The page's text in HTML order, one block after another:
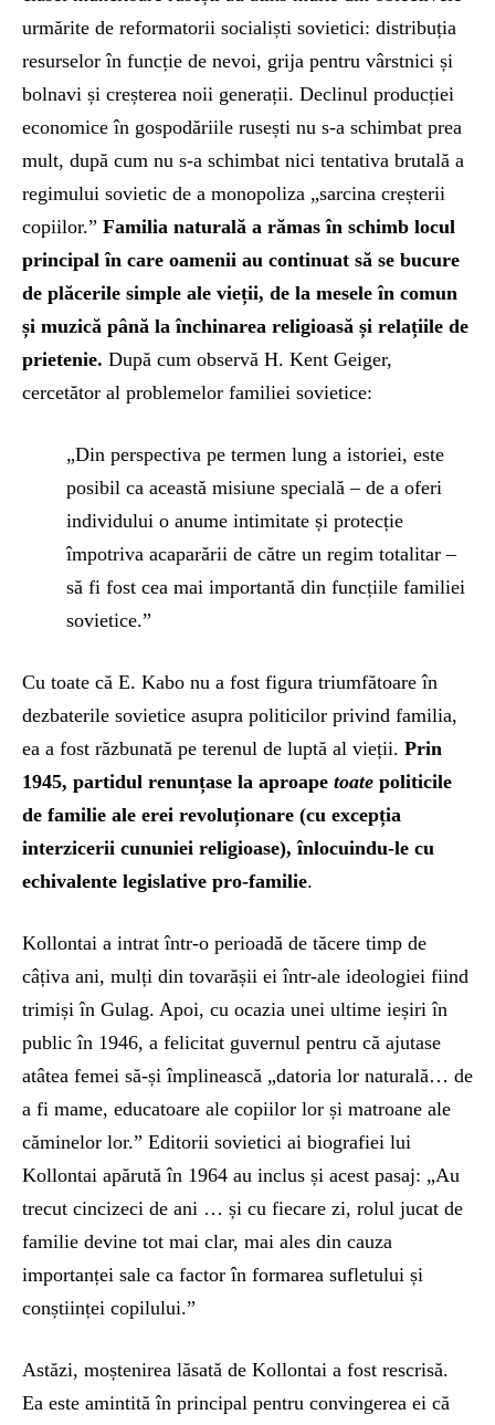
urmărite de reformatorii socialiști sovietici: distribuția
resurselor în funcție de nevoi, grija pentru vârstnici și
bolnavi și creșterea noii generații. Declinul producției
economice în gospodăriile rusești nu s-a schimbat prea
mult, după cum nu s-a schimbat nici tentativa brutală a
regimului sovietic de a monopoliza „sarcina creșterii
copiilor.” Familia naturală a rămas în schimb locul
principal în care oamenii au continuat să se bucure
de plăcerile simple ale vieții, de la mesele în comun
și muzică până la închinarea religioasă și relațiile de
prietenie. După cum observă H. Kent Geiger,
cercetător al problemelor familiei sovietice:
„Din perspectiva pe termen lung a istoriei, este
posibil ca această misiune specială – de a oferi
individului o anume intimitate și protecție
împotriva acaparării de către un regim totalitar –
să fi fost cea mai importantă din funcțiile familiei
sovietice.”
Cu toate că E. Kabo nu a fost figura triumfătoare în
dezbaterile sovietice asupra politicilor privind familia,
ea a fost răzbunată pe terenul de luptă al vieții. Prin
1945, partidul renunțase la aproape toate politicile
de familie ale erei revoluționare (cu excepția
interzicerii cununiei religioase), înlocuindu-le cu
echivalente legislative pro-familie.
Kollontai a intrat într-o perioadă de tăcere timp de
câțiva ani, mulți din tovarășii ei într-ale ideologiei fiind
trimiși în Gulag. Apoi, cu ocazia unei ultime ieșiri în
public în 1946, a felicitat guvernul pentru că ajutase
atâtea femei să-și împlinească „datoria lor naturală… de
a fi mame, educatoare ale copiilor lor și matroane ale
căminelor lor.” Editorii sovietici ai biografiei lui
Kollontai apărută în 1964 au inclus și acest pasaj: „Au
trecut cincizeci de ani … și cu fiecare zi, rolul jucat de
familie devine tot mai clar, mai ales din cauza
importanței sale ca factor în formarea sufletului și
conștiinței copilului.”
Astăzi, moștenirea lăsată de Kollontai a fost rescrisă.
Ea este amintită în principal pentru convingerea ei că